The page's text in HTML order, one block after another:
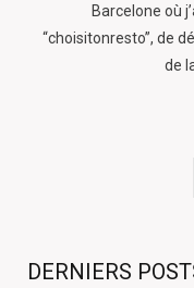
Barcelone où
“choisitonresto”, de
de
DERNIERS